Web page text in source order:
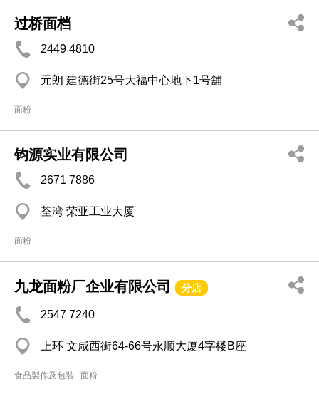
过桥面档
2449 4810
元朗 建德街25号大福中心地下1号舖
面粉
钧源实业有限公司
2671 7886
荃湾 荣亚工业大厦
面粉
九龙面粉厂企业有限公司 分店
2547 7240
上环 文咸西街64-66号永顺大厦4字楼B座
食品製作及包裝 面粉